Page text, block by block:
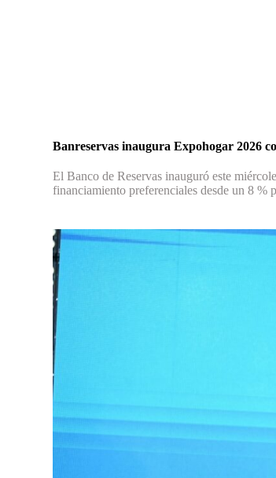
Banreservas inaugura Expohogar 2026
El Banco de Reservas inauguró este
financiamiento preferenciales desde un 8 %